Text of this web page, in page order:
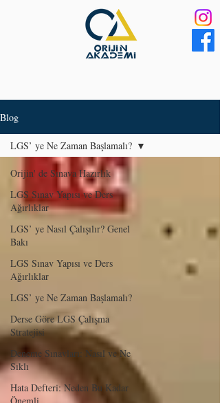
Blog
Orijin' de Sınava Hazırlık
LGS Sınav Yapısı ve Ders
Ağırlıklar
LGS’ ye Nasıl Çalışılır? Genel
Bakı
LGS Sınav Yapısı ve Ders
Ağırlıklar
LGS’ ye Ne Zaman Başlamalı?
Derse Göre LGS Çalışma
Stratejisi
Deneme Sınavları: Nasıl ve Ne
Sıklı
Hata Defteri: Neden Bu Kadar
LGS’ ye Ne Zaman Başlamalı?